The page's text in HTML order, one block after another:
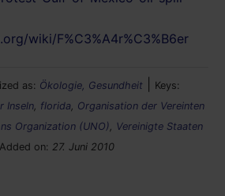
wiki/F%C3%A4r%C3%B6er
as: Ökologie, Gesundheit
Keys:
Inseln florida
Organisation der Vereinten
Organization (UNO)
Vereinigte Staaten
Added on: 27. Juni 2010